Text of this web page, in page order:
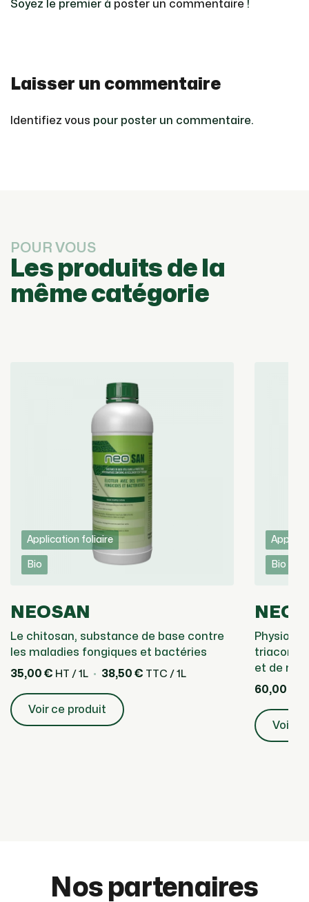
Soyez le premier à poster un commentaire !
Laisser un commentaire
Identifiez vous pour poster un commentaire.
POUR VOUS
Les produits de la
même catégorie
Application foliaire
Bio
NEOSAN
Le chitosan, substance de base contre
les maladies fongiques et bactéries
35,00 € HT / 1L 38,50 € TTC / 1L
Voir ce produit
Bio
et de
60,00 €
Voir
Nos partenaires